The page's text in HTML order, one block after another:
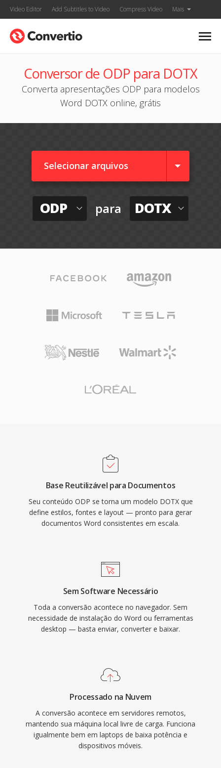
Video Editor Add Subtitles to Video Compress Video Mais
Conversor de ODP para DOTX
Converta apresentações ODP para modelos
Word DOTX online, grátis
Selecionar arquivos
ODP para DOTX
Base Reutilizável para Documentos
Seu conteúdo ODP se torna um modelo DOTX que
define estilos, fontes e layout — pronto para gerar
documentos Word consistentes em escala.
Sem Software Necessário
Toda a conversão acontece no navegador. Sem
necessidade de instalação do Word ou ferramentas
desktop — basta enviar, converter e baixar.
Processado na Nuvem
A conversão acontece em servidores remotos,
mantendo sua máquina local livre de carga. Funciona
igualmente bem em laptops de baixa potência e
dispositivos móveis.